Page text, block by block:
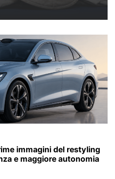
immagini del restyling
e maggiore autonomia